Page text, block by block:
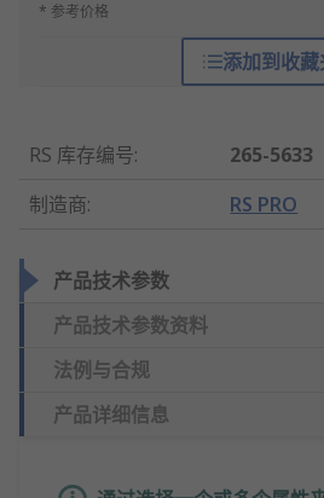
* 参考价格
添加到收藏
RS 库存编号:
265-5633
制造商: RS PRO
产品技术参数
产品技术参数资料
法例与合规
产品详细信息